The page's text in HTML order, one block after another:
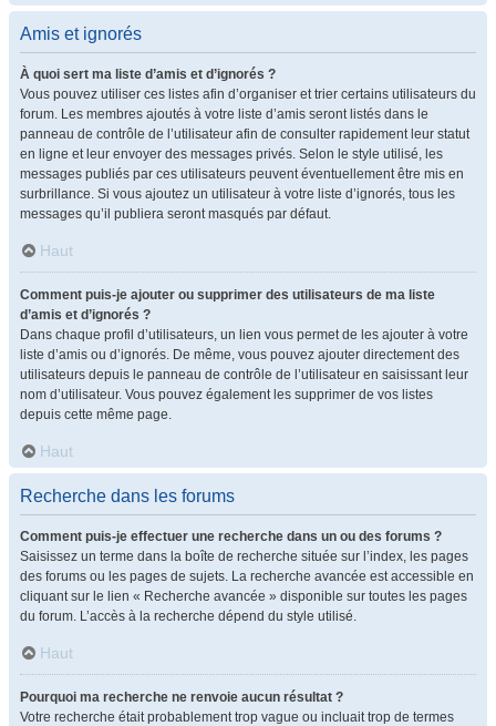
Amis et ignorés
À quoi sert ma liste d’amis et d’ignorés ?
Vous pouvez utiliser ces listes afin d’organiser et trier certains utilisateurs du
forum. Les membres ajoutés à votre liste d’amis seront listés dans le
panneau de contrôle de l’utilisateur afin de consulter rapidement leur statut
en ligne et leur envoyer des messages privés. Selon le style utilisé, les
messages publiés par ces utilisateurs peuvent éventuellement être mis en
surbrillance. Si vous ajoutez un utilisateur à votre liste d’ignorés, tous les
messages qu’il publiera seront masqués par défaut.
Haut
Comment puis-je ajouter ou supprimer des utilisateurs de ma liste
d’amis et d’ignorés ?
Dans chaque profil d’utilisateurs, un lien vous permet de les ajouter à votre
liste d’amis ou d’ignorés. De même, vous pouvez ajouter directement des
utilisateurs depuis le panneau de contrôle de l’utilisateur en saisissant leur
nom d’utilisateur. Vous pouvez également les supprimer de vos listes
depuis cette même page.
Haut
Recherche dans les forums
Comment puis-je effectuer une recherche dans un ou des forums ?
Saisissez un terme dans la boîte de recherche située sur l’index, les pages
des forums ou les pages de sujets. La recherche avancée est accessible en
cliquant sur le lien « Recherche avancée » disponible sur toutes les pages
du forum. L’accès à la recherche dépend du style utilisé.
Haut
Pourquoi ma recherche ne renvoie aucun résultat ?
Votre recherche était probablement trop vague ou incluait trop de termes